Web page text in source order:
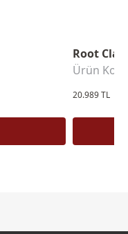
Root
Ürün
20.989 TL